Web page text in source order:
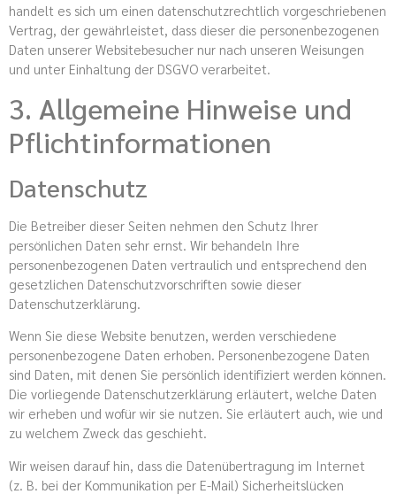
handelt es sich um einen datenschutzrechtlich vorgeschriebenen
Vertrag, der gewährleistet, dass dieser die personenbezogenen
Daten unserer Websitebesucher nur nach unseren Weisungen
und unter Einhaltung der DSGVO verarbeitet.
3. Allgemeine Hinweise und
Pflicht­informationen
Datenschutz
Die Betreiber dieser Seiten nehmen den Schutz Ihrer
persönlichen Daten sehr ernst. Wir behandeln Ihre
personenbezogenen Daten vertraulich und entsprechend den
gesetzlichen Datenschutzvorschriften sowie dieser
Datenschutzerklärung.
Wenn Sie diese Website benutzen, werden verschiedene
personenbezogene Daten erhoben. Personenbezogene Daten
sind Daten, mit denen Sie persönlich identifiziert werden können.
Die vorliegende Datenschutzerklärung erläutert, welche Daten
wir erheben und wofür wir sie nutzen. Sie erläutert auch, wie und
zu welchem Zweck das geschieht.
Wir weisen darauf hin, dass die Datenübertragung im Internet
(z. B. bei der Kommunikation per E-Mail) Sicherheitslücken